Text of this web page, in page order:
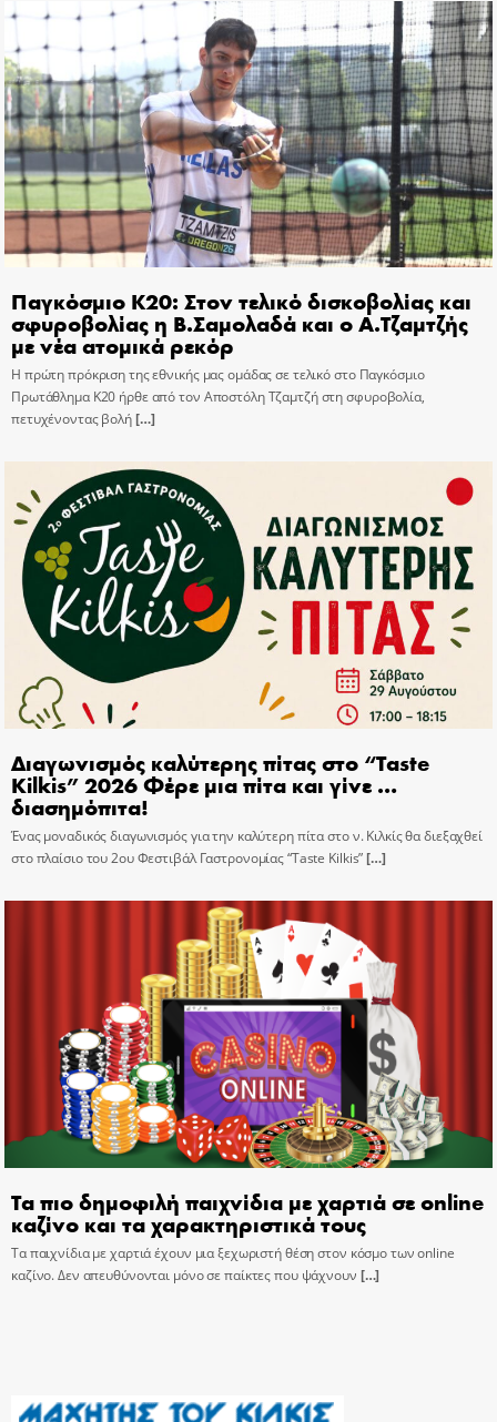
Παγκόσμιο Κ20: Στον τελικό δισκοβολίας και
σφυροβολίας η Β.Σαμολαδά και ο Α.Τζαμτζής
με νέα ατομικά ρεκόρ
Η πρώτη πρόκριση της εθνικής μας ομάδας σε τελικό στο Παγκόσμιο
Πρωτάθλημα Κ20 ήρθε από τον Αποστόλη Τζαμτζή στη σφυροβολία,
πετυχένοντας βολή[…]
Διαγωνισμός καλύτερης πίτας στο “Taste
Kilkis” 2026 Φέρε μια πίτα και γίνε …
διασημόπιτα!
Ένας μοναδικός διαγωνισμός για την καλύτερη πίτα στο ν. Κιλκίς θα διεξαχθεί
στο πλαίσιο του 2ου Φεστιβάλ Γαστρονομίας “Taste Kilkis”[…]
Τα πιο δημοφιλή παιχνίδια με χαρτιά σε online
καζίνο και τα χαρακτηριστικά τους
Τα παιχνίδια με χαρτιά έχουν μια ξεχωριστή θέση στον κόσμο των online
καζίνο. Δεν απευθύνονται μόνο σε παίκτες που ψάχνουν […]